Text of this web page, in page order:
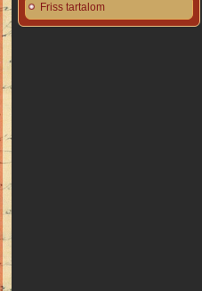
Friss tartalom